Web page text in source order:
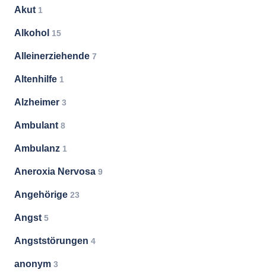
Akut 1
Alkohol 15
Alleinerziehende 7
Altenhilfe 1
Alzheimer 3
Ambulant 8
Ambulanz 1
Aneroxia Nervosa 9
Angehörige 23
Angst 5
Angststörungen 4
anonym 3